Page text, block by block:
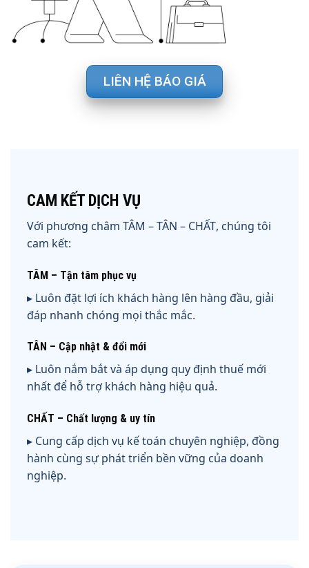
LIÊN HỆ BÁO GIÁ
CAM KẾT DỊCH VỤ
Với phương châm TÂM – TÂN – CHẤT, chúng tôi
cam kết:
TÂM – Tận tâm phục vụ
▸ Luôn đặt lợi ích khách hàng lên hàng đầu, giải
đáp nhanh chóng mọi thắc mắc.
TÂN – Cập nhật & đổi mới
▸ Luôn nắm bắt và áp dụng quy định thuế mới
nhất để hỗ trợ khách hàng hiệu quả.
CHẤT – Chất lượng & uy tín
▸ Cung cấp dịch vụ kế toán chuyên nghiệp, đồng
hành cùng sự phát triển bền vững của doanh
nghiệp.